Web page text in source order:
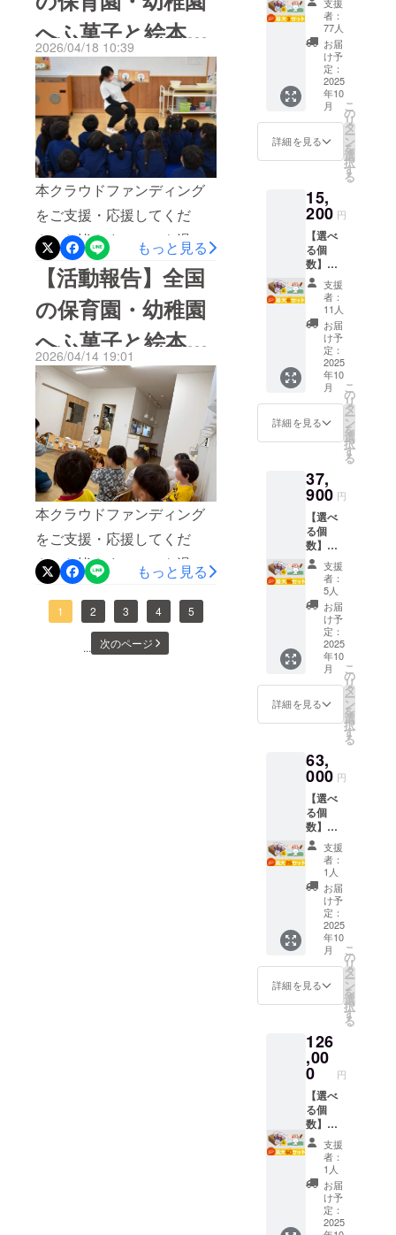
つながっています。■ ふ菓
子を、世代をつなぐ架け橋
に私たちが守りたいのは、
単なるひとつのお菓子では
ありません。親子の会話の
きっかけ。世代を超えて語
られる記憶。ふ菓子と絵本
が、その小さな入り口に
なってくれることを心から
願っています。【 認定こど
も園くるみこども園】さ
ま、あたたかいメッセージ
をお寄せいただきありがと
うございました。そして改
めまして、本プロジェクト
を支えてくださったすべて
の支援者さまへ心より感謝
申し上げます。引き続き、
全国各地での寄贈の様子を
順次ご報告してまいりま
す。どうぞ今後ともよろし
くお願いいたします。株式
会社水野製菓
まいります。どうぞよろし
くお願いいたします！
です。皆さまから賜りまし
たご支援により、現在 全国
の保育園・幼稚園・子育て
支援施設へ絵本『ふがしや
のコトン』とふ菓子を順次
お届けしております。園で
は、子どもたちが実際にふ
菓子を味わい、先生方が絵
本を読み聞かせしてくだ
さっています。今回はその
一部として、【 松ヶ峰幼稚
園 認定こども園】さまで
の様子をご紹介させていた
だきます。■ 園からのメッ
セージおいしいふ菓子と可
愛い絵本のご提供ありがと
うございました。ふ菓子を
初めて食べる子どもも多
く、甘くサクフワの食感を
喜んで美味しくいただきま
した。■ ご支援が、日本中
の子どもたちへ届いていま
す今回の寄贈は、クラウド
ファンディングで皆さまか
らお預かりしたご支援に
よって実現しています。皆
さまの応援が、・ふ菓子を
へふ菓子と絵本を
お届け｜一部施設
さまのご紹介
2026/04/18 10:39
本クラウドファンディング
をご支援・応援してくだ
さった皆さまへいつも温か
いご支援をありがとうござ
います。株式会社水野製菓
です。皆さまから賜りまし
たご支援により、現在 全国
の保育園・幼稚園・子育て
支援施設へ絵本『ふがしや
のコトン』とふ菓子を順次
お届けしております。園で
は、子どもたちが実際にふ
菓子を味わい、先生方が絵
本を読み聞かせしてくだ
さっています。今回はその
一部として、【社会福祉法
人 恵和会 見和めぐみ保育
園】さまでの様子をご紹介
させていただきます。■ 園
からのメッセージこの度
もっと見る
【活動報告】全国
の保育園・幼稚園
へふ菓子と絵本を
お届け｜一部施設
さまのご紹介
2026/04/14 19:01
本クラウドファンディング
をご支援・応援してくだ
さった皆さまへいつも温か
いご支援をありがとうござ
います。株式会社水野製菓
です。皆さまから賜りまし
もっと見る
1 2 3 4 5
... 次のページ
り！ 🎁
内容 ・
水野製
菓の
「コト
ンのふ
がし」
150本入
り ※こ
のリ
きませ
ん。 🔴
ふ菓子
の特徴
黒糖を
たっぷ
り使用
した日
本一の
出荷量
を誇る
ふ菓
子。 個
包装で
衛生
的、子
どもか
楽しめ
ます。
生協会
HACCP
取得
【原材
料】 含
蜜糖(国
内製
造)、黒
砂糖、
砂糖、
小麦
粉、小
(グルテ
ン)/カラ
張剤
【内容
量】150
本 【賞
味期
限】180
日 【製
造元】
株式会
社水野
製菓
【販売
元】 株
式会社
水野製
送 プロ
ジェク
2ヶ月以
内に順
次配送
予定。
※国内配
送のみ
となり
ます。
※お届け
日は
「お届
け予
定」月
の月末
絵本
セット
(最大3
個まで)
※お願い
備考欄
に、欲
しい
セット
個数の
記入を
お願い
す。 🎁
セット
内容 ・
絵本
「ふが
しやの
コト
ン」1冊
（B5サ
イズ・
上製
本・24
ペー
ジ） ・
水野製
菓の
「コト
がし」1
本入
り） 🔴
絵本に
ついて
コトン
がふ菓
子に出
会い、
ふ菓子
作りに
挑戦す
る心温
まるス
トー
リー。
日本の
伝統菓
る教育
絵本で
た「挑
戦」
「諦め
ない」
「好き
なこと
には全
力で」
と世代
を超え
たメッ
セージ
めてい
ます。
徴 黒糖
をたっ
ぷり使
日本一
の出荷
量を誇
るふ菓
子。 個
包装で
衛生
的、子
どもか
ら大人
者：
77人
お届
け予
定：
2025
年10
月
詳細を見る
こ
の
リ
タ
ー
ン
を
選
択
す
る
15,
200 円
【選べ
る個
数】ふ
がし＋
絵本
セット
(最大6
個まで)
※お願い
備考欄
に、欲
しい
セット
個数の
記入を
お願い
す。 🎁
セット
内容 ・
絵本
「ふが
しやの
コト
ン」1冊
（B5サ
イズ・
上製
本・24
ペー
ジ） ・
水野製
菓の
「コト
がし」1
本入
り） 🔴
絵本に
ついて
コトン
がふ菓
子に出
会い、
ふ菓子
作りに
挑戦す
る心温
まるス
トー
リー。
日本の
伝統菓
る教育
絵本で
す。 ま
た「挑
戦」
「諦め
ない」
「好き
なこと
には全
力で」
と世代
を超え
たメッ
支援
者：
11人
お届
け予
定：
2025
年10
月
詳細を見る
こ
の
リ
タ
ー
ン
を
選
択
す
る
37,
900 円
【選べ
る個
数】ふ
がし＋
絵本
セット
(最大15
個まで)
※お願い
備考欄
に、欲
しい
セット
個数の
記入を
お願い
す。 🎁
セット
内容 ・
絵本
「ふが
しやの
コト
ン」1冊
（B5サ
イズ・
上製
本・24
ペー
ジ） ・
水野製
菓の
「コト
がし」1
本入
り） 🔴
絵本に
ついて
コトン
がふ菓
子に出
会い、
ふ菓子
作りに
挑戦す
る心温
まるス
トー
支援
者：
5人
お届
け予
定：
2025
年10
月
詳細を見る
こ
の
リ
タ
ー
ン
を
選
択
す
る
63,
000 円
【選べ
る個
数】ふ
がし＋
絵本
セット
(最大25
個まで)
※お願い
備考欄
に、欲
しい
セット
個数の
記入を
お願い
す。 🎁
セット
内容 ・
絵本
「ふが
しやの
コト
ン」1冊
（B5サ
イズ・
上製
本・24
ペー
ジ） ・
支援
者：
1人
お届
け予
定：
2025
年10
月
詳細を見る
こ
の
リ
タ
ー
ン
を
選
択
す
る
126
,00
0 円
【選べ
る個
数】ふ
がし＋
絵本
セット
(最大50
個まで)
※お願い
備考欄
支援
者：
1人
お届
け予
定：
2025